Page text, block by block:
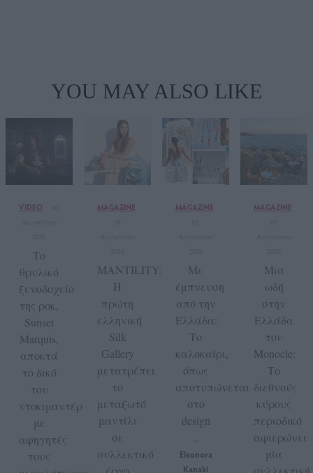
YOU MAY ALSO LIKE
VIDEO
Το
θρυλικό
ξενοδοχείο
της ροκ,
Sunset
Marquis,
αποκτά
το δικό
του
ντοκιμαντέρ
με
αφηγητές
τους
MAGAZINE
MANTILITY:
Η
πρώτη
ελληνική
Silk
Gallery
μετατρέπει
το
μεταξωτό
μαντίλι
σε
συλλεκτικό
MAGAZINE
Με
έμπνευση
από την
Ελλάδα:
Το
καλοκαίρι,
όπως
αποτυπώνεται
στο
design
Eleonora
Kanaki
MAGAZINE
Μια
ωδή
στην
Ελλάδα
του
Monocle:
Το
διεθνούς
κύρους
περιοδικό
αφιερώνει
μία